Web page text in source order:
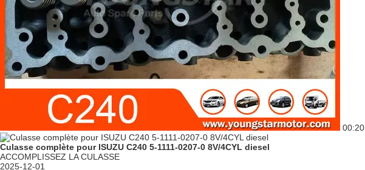
00:20
Culasse complète pour ISUZU C240 5-1111-0207-0 8V/4CYL diesel
ACCOMPLISSEZ LA CULASSE
2025-12-01